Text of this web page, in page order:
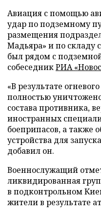
Авиация с помощью
удар по подземному
размещения
Мадьяра» и по складу
был рядом с
собеседникРИА
«В результате
полностью
состава противника,
иностранных
боеприпасов, а также
устройства для
добавил он.
Военнослужащий
ликвидированная
в подконтрольном
жители в результате